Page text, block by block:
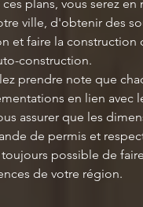
ces plans, vous serez
ville, d'obtenir des
et faire la construction
construction.
prendre note que
en lien avec
assurer que les
de permis et
toujours possible de
de votre région.